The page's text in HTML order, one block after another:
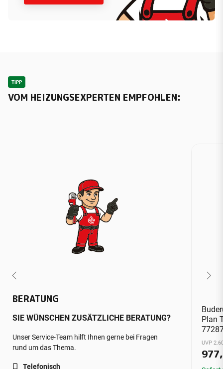
TIPP
VOM HEIZUNGSEXPERTEN EMPFOHLEN:
BERATUNG
SIE WÜNSCHEN ZUSÄTZLICHE BERATUNG?
Unser Service-Team hilft Ihnen gerne bei Fragen
rund um das Thema.
Telefonisch
Plan
UVP